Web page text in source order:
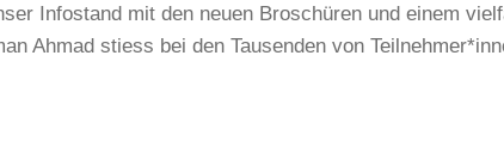
Infostand mit den neuen Broschüren und einem
Ahmad stiess bei den Tausenden von